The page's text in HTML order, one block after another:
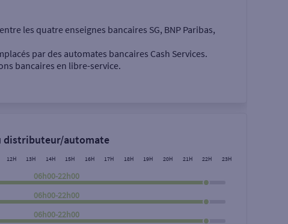
€
Rechercher
les quatre enseignes bancaires SG, BNP Paribas,
par des automates bancaires Cash Services.
bancaires en libre-service.
distributeur/automate
12H 13H 14H 15H 16H 17H 18H 19H 20H 21H 22H 23H
06h00-22h00
06h00-22h00
06h00-22h00